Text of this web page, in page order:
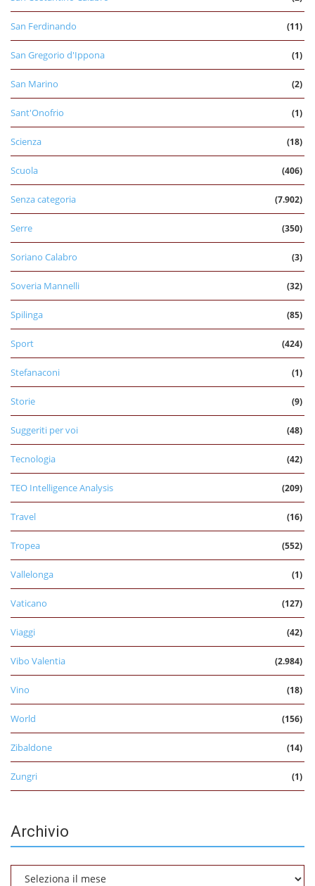
San Ferdinando (11)
San Gregorio d'Ippona (1)
San Marino (2)
Sant'Onofrio (1)
Scienza (18)
Scuola (406)
Senza categoria (7.902)
Serre (350)
Soriano Calabro (3)
Soveria Mannelli (32)
Spilinga (85)
Sport (424)
Stefanaconi (1)
Storie (9)
Suggeriti per voi (48)
Tecnologia (42)
TEO Intelligence Analysis (209)
Travel (16)
Tropea (552)
Vallelonga (1)
Vaticano (127)
Viaggi (42)
Vibo Valentia (2.984)
Vino (18)
World (156)
Zibaldone (14)
Zungri (1)
Archivio
Archivio